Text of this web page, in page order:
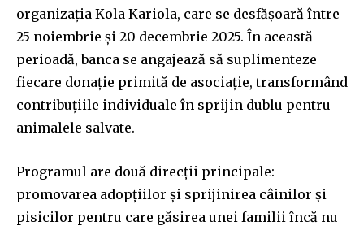
organizația Kola Kariola, care se desfășoară între
25 noiembrie și 20 decembrie 2025. În această
perioadă, banca se angajează să suplimenteze
fiecare donație primită de asociație, transformând
contribuțiile individuale în sprijin dublu pentru
animalele salvate.
Programul are două direcții principale:
promovarea adopțiilor și sprijinirea câinilor și
pisicilor pentru care găsirea unei familii încă nu